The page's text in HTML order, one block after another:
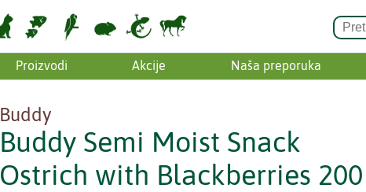
Proizvodi Akcije Naša preporuka
Buddy
Buddy Semi Moist Snack
Ostrich with Blackberries